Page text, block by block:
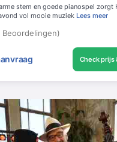
stem en goede pianospel zorgt
vol mooie muziek Lees meer
Beoordelingen)
Check prijs